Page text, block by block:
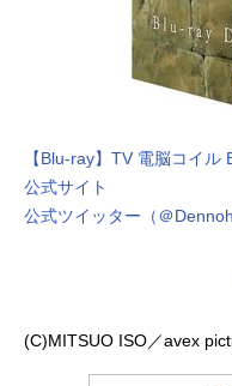
【Blu-ray】TV 電脳コイル
公式サイト
公式ツイッター（＠
(C)MITSUO ISO／avex